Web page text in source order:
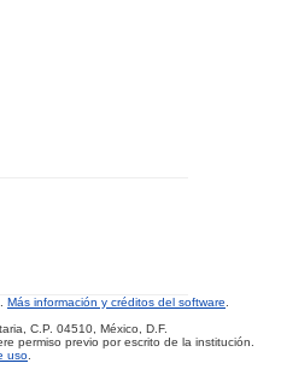
Más información y créditos del software
C.P. 04510, México, D.F.
permiso previo por escrito de la institución.
uso